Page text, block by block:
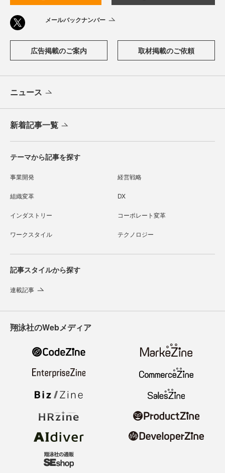
メールバックナンバー
広告掲載のご案内 取材掲載のご依頼
ニュース
新着記事一覧
テーマから記事を探す
事業開発 経営戦略
組織変革 DX
インダストリー コーポレート変革
ワークスタイル テクノロジー
記事スタイルから探す
連載記事
翔泳社のWebメディア